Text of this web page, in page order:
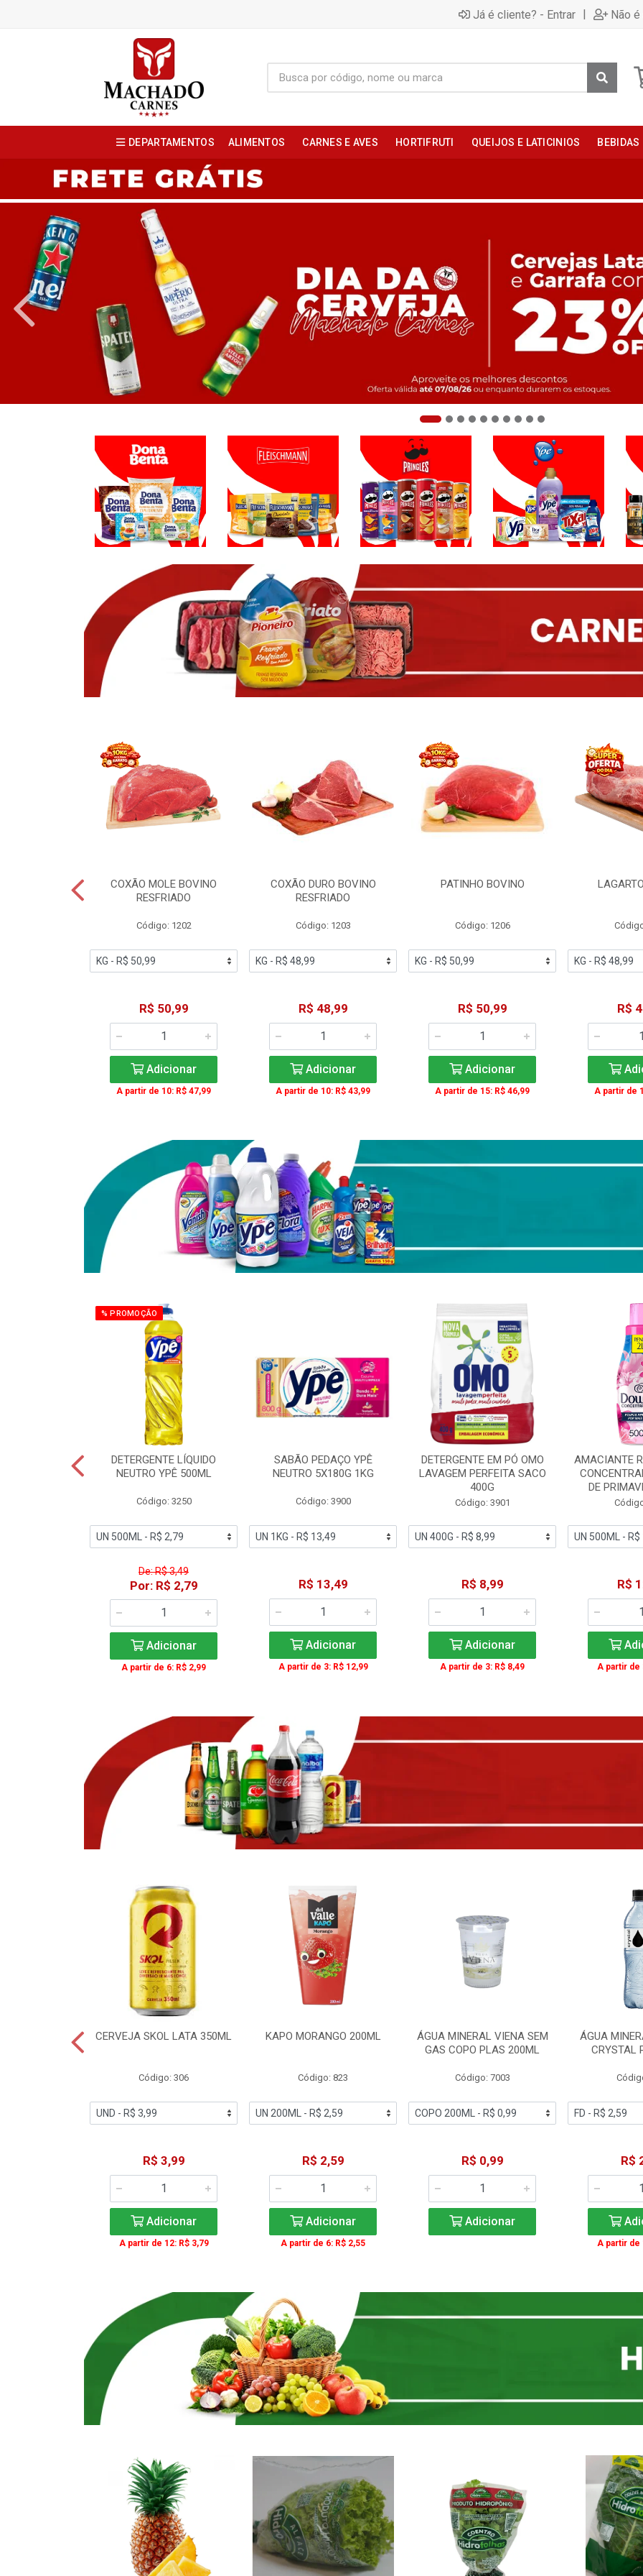
Já é cliente? - Entrar | Não
DEPARTAMENTOS ALIMENTOS CARNES E AVES HORTIFRUTI QUEIJOS E LATICINIOS BEBIDAS
COXÃO MOLE BOVINO
RESFRIADO
Código: 1202
R$ 50,99
Adicionar
A partir de 10: R$ 47,99
COXÃO DURO BOVINO
RESFRIADO
Código: 1203
R$ 48,99
Adicionar
A partir de 10: R$ 43,99
PATINHO BOVINO
Código: 1206
R$ 50,99
Adicionar
A partir de 15: R$ 46,99
R$
A partir de
% PROMOÇÃO
DETERGENTE LÍQUIDO
NEUTRO YPÊ 500ML
Código: 3250
De: R$ 3,49
Por: R$ 2,79
Adicionar
A partir de 6: R$ 2,99
SABÃO PEDAÇO YPÊ
NEUTRO 5X180G 1KG
Código: 3900
R$ 13,49
Adicionar
A partir de 3: R$ 12,99
DETERGENTE EM PÓ OMO
LAVAGEM PERFEITA SACO
400G
Código: 3901
R$ 8,99
Adicionar
A partir de 3: R$ 8,49
AMACIANTE
DE
R$
A partir de
CERVEJA SKOL LATA 350ML
Código: 306
R$ 3,99
Adicionar
A partir de 12: R$ 3,79
KAPO MORANGO 200ML
Código: 823
R$ 2,59
Adicionar
A partir de 6: R$ 2,55
ÁGUA MINERAL VIENA SEM
GAS COPO PLAS 200ML
Código: 7003
R$ 0,99
Adicionar
ÁGUA
CRYSTAL
R$
A partir de